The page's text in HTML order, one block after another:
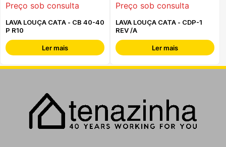
Preço sob consulta
LAVA LOUÇA CATA - CB 40-40
P R10
Ler mais
Preço sob consulta
LAVA LOUÇA CATA - CDP-1
REV /A
Ler mais